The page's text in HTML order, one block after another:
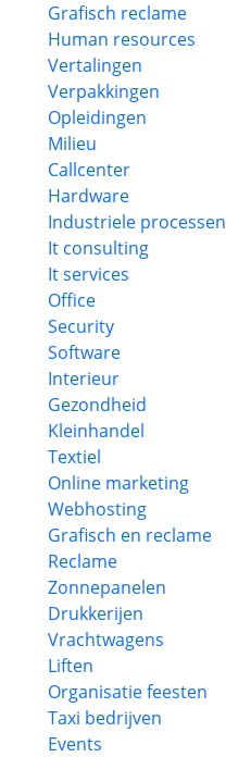
Grafisch reclame
Human resources
Vertalingen
Verpakkingen
Opleidingen
Milieu
Callcenter
Hardware
Industriele processen
It consulting
It services
Office
Security
Software
Interieur
Gezondheid
Kleinhandel
Textiel
Online marketing
Webhosting
Grafisch en reclame
Reclame
Zonnepanelen
Drukkerijen
Vrachtwagens
Liften
Organisatie feesten
Taxi bedrijven
Events